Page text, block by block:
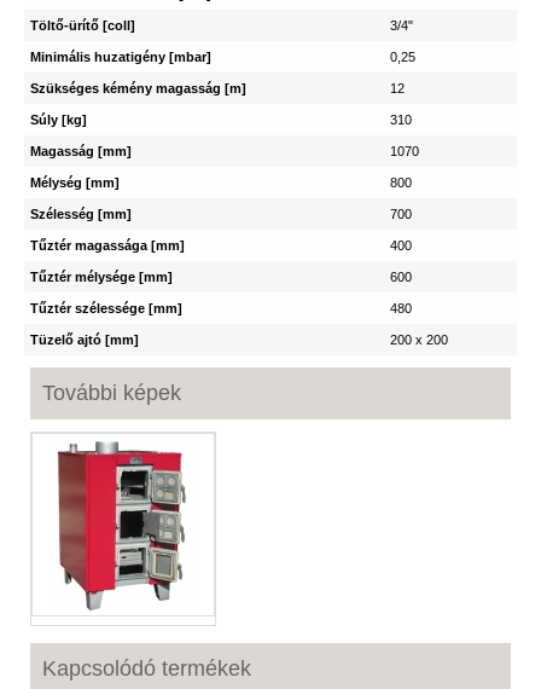
Töltő-ürítő [coll] 3/4"
Minimális huzatigény [mbar] 0,25
Szükséges kémény magasság [m] 12
Súly [kg] 310
Magasság [mm] 1070
Mélység [mm] 800
Szélesség [mm] 700
Tűztér magassága [mm] 400
Tűztér mélysége [mm] 600
Tűztér szélessége [mm] 480
Tüzelő ajtó [mm] 200 x 200
További képek
Kapcsolódó termékek